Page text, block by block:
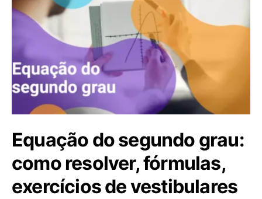
Equação do segundo grau:
como resolver, fórmulas,
exercícios de vestibulares